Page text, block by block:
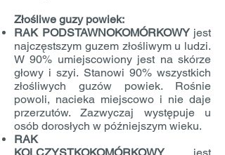
Złośliwe guzy powiek:
RAK PODSTAWNOKOMÓRKOWYjest
najczęstszym guzem złośliwym u ludzi.
W 90% umiejscowiony jest na skórze
głowy i szyi. Stanowi 90% wszystkich
złośliwych guzów powiek. Rośnie
powoli, nacieka miejscowo i nie daje
przerzutów. Zazwyczaj występuje u
osób dorosłych w późniejszym wieku.
RAK